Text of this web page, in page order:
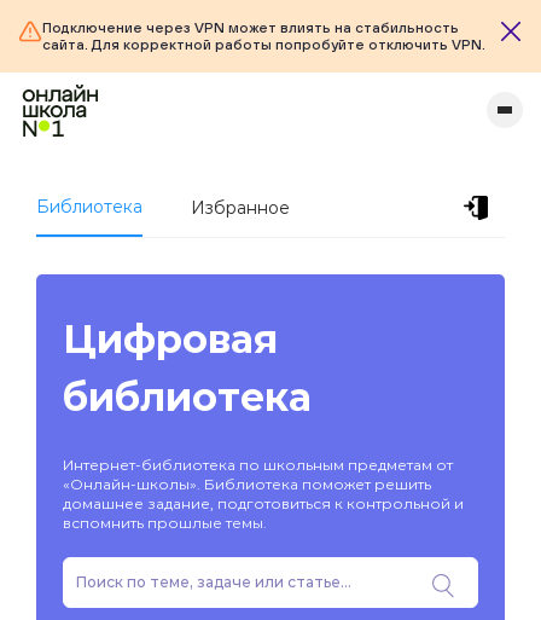
Подключение через VPN может влиять на стабильность
сайта. Для корректной работы попробуйте отключить VPN.
Библиотека Избранное
Цифровая
библиотека
Интернет-библиотека по школьным предметам от
«Онлайн-школы». Библиотека поможет решить
домашнее задание, подготовиться к контрольной и
вспомнить прошлые темы.